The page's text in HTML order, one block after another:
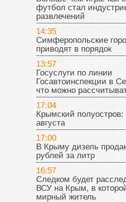
футбол стал
развлечений
14:35
Симферопольские
приводят в порядок
13:57
Госуслуги по линии
Госавтоинспекции в
что можно
17:04
Крымский полуостров:
августа
17:00
В Крыму дизель
рублей за литр
16:57
Следком будет
ВСУ на Крым, в
мирный житель